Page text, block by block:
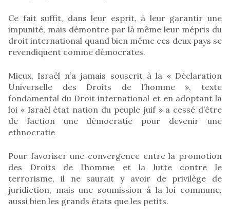
Ce fait suffit, dans leur esprit, à leur garantir une
impunité, mais démontre par là même leur mépris du
droit international quand bien même ces deux pays se
revendiquent comme démocrates.
Mieux, Israël n’a jamais souscrit à la « Déclaration
Universelle des Droits de l’homme », texte
fondamental du Droit international et en adoptant la
loi « Israël état nation du peuple juif » a cessé d’être
de faction une démocratie pour devenir une
ethnocratie
Pour favoriser une convergence entre la promotion
des Droits de l’homme et la lutte contre le
terrorisme, il ne saurait y avoir de privilège de
juridiction, mais une soumission à la loi commune,
aussi bien les grands états que les petits.